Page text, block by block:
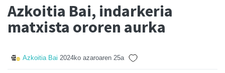
Azkoitia Bai, indarkeria
matxista ororen aurka
Azkoitia Bai 2024ko azaroaren 25a